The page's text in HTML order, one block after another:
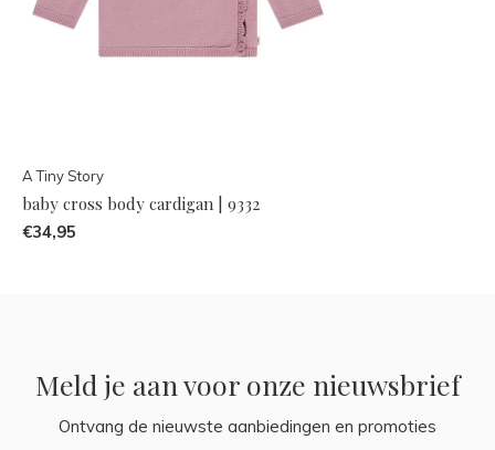
A Tiny Story
baby cross body cardigan | 9332
€34,95
Meld je aan voor onze nieuwsbrief
Ontvang de nieuwste aanbiedingen en promoties